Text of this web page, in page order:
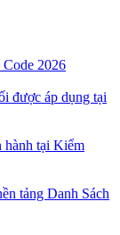
2026
được áp dụng tại
hành tại Kiểm
tảng Danh Sách